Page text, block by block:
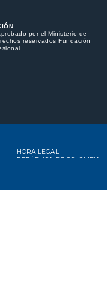
por el Ministerio de
reservados Fundación